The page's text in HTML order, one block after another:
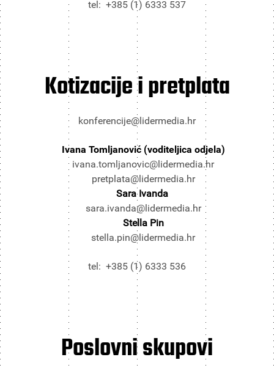
tel: +385 (1) 6333 537
Kotizacije i pretplata
konferencije@lidermedia.hr
Ivana Tomljanović (voditeljica odjela)
ivana.tomljanovic@lidermedia.hr
pretplata@lidermedia.hr
Sara Ivanda
sara.ivanda@lidermedia.hr
Stella Pin
stella.pin@lidermedia.hr
tel: +385 (1) 6333 536
Poslovniskupovi